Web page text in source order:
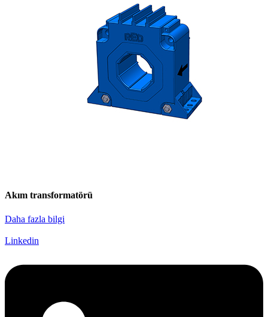
Akım transformatörü
Daha fazla bilgi
Linkedin